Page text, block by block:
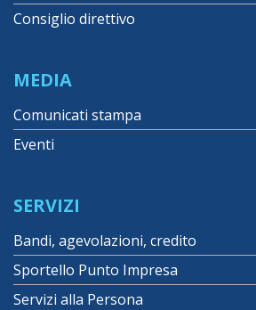
Consiglio direttivo
MEDIA
Comunicati stampa
Eventi
SERVIZI
Bandi, agevolazioni, credito
Sportello Punto Impresa
Servizi alla Persona